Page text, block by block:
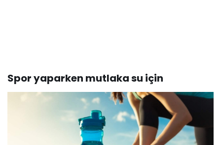
Spor yaparken mutlaka su için